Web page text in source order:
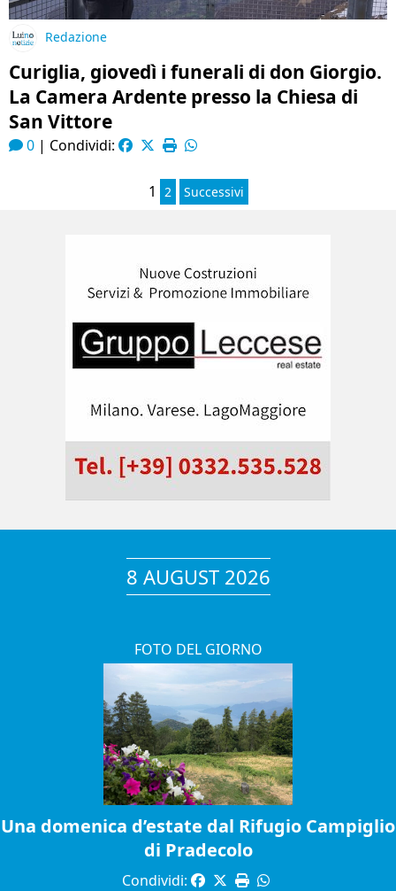
Redazione
Curiglia, giovedì i funerali di don Giorgio.
La Camera Ardente presso la Chiesa di
San Vittore
0 | Condividi:
1 2 Successivi
8 AUGUST 2026
FOTO DEL GIORNO
Una domenica d’estate dal Rifugio Campiglio
di Pradecolo
Condividi: